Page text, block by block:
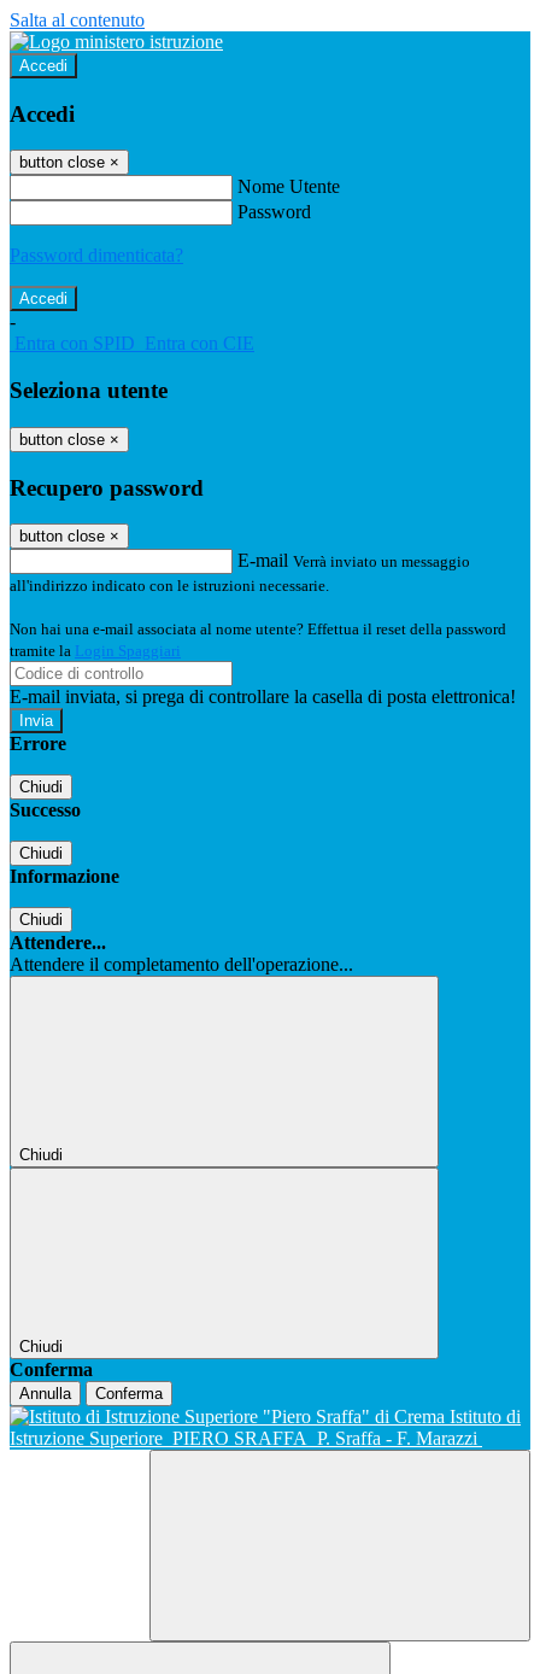
Salta al contenuto
Accedi
Accedi
button close ×
Nome Utente
Password
Password dimenticata?
-
Entra con SPID Entra con CIE
Seleziona utente
button close ×
Recupero password
button close ×
E-mail Verrà inviato un messaggio
all'indirizzo indicato con le istruzioni necessarie.
Non hai una e-mail associata al nome utente? Effettua il reset della password
tramite la Login Spaggiari
E-mail inviata, si prega di controllare la casella di posta elettronica!
Errore
Chiudi
Successo
Chiudi
Informazione
Chiudi
Attendere...
Attendere il completamento dell'operazione...
Chiudi
Chiudi
Conferma
Annulla Conferma
Istituto di
Istruzione Superiore PIERO SRAFFA P. Sraffa - F. Marazzi